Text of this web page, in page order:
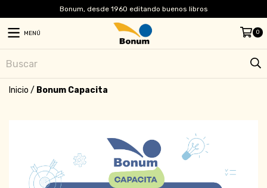
Bonum, desde 1960 editando buenos libros
MENÚ 0
Inicio / Bonum Capacita